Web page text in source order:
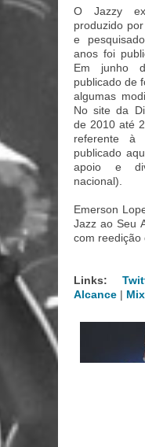
O Jazzy
produzido
e
anos foi
Em junho
publicado de
algumas
No site da
de 2010 até
referente à
publicado
apoio e
nacional).
Emerson
Jazz ao Seu
com reedição
Links:
Alcance |